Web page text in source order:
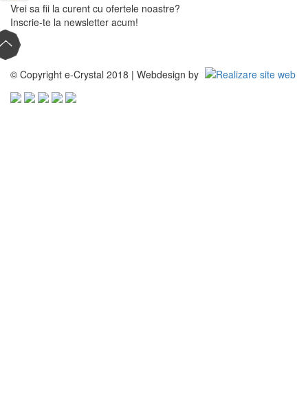
Vrei sa fii la curent cu ofertele noastre?
Inscrie-te la newsletter acum!
© Copyright e-Crystal 2018 | Webdesign by